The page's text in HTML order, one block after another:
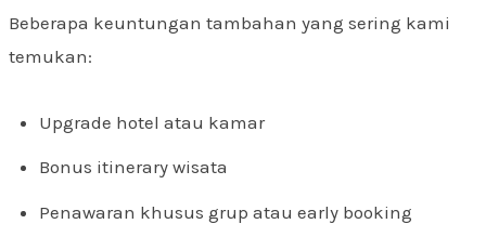
Beberapa keuntungan tambahan yang sering kami
temukan:
Upgrade hotel atau kamar
Bonus itinerary wisata
Penawaran khusus grup atau early booking